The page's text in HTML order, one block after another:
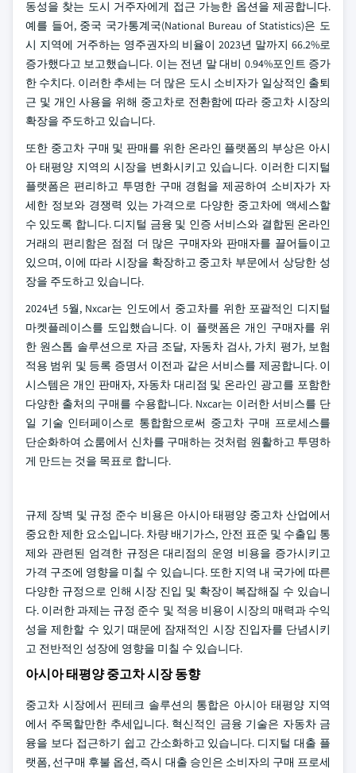
동성을 찾는 도시 거주자에게 접근 가능한 옵션을 제공합니다.
예를 들어, 중국 국가통계국(National Bureau of Statistics)은 도
시 지역에 거주하는 영주권자의 비율이 2023년 말까지 66.2%로
증가했다고 보고했습니다. 이는 전년 말 대비 0.94%포인트 증가
한 수치다. 이러한 추세는 더 많은 도시 소비자가 일상적인 출퇴
근 및 개인 사용을 위해 중고차로 전환함에 따라 중고차 시장의
확장을 주도하고 있습니다.
또한 중고차 구매 및 판매를 위한 온라인 플랫폼의 부상은 아시
아 태평양 지역의 시장을 변화시키고 있습니다. 이러한 디지털
플랫폼은 편리하고 투명한 구매 경험을 제공하여 소비자가 자
세한 정보와 경쟁력 있는 가격으로 다양한 중고차에 액세스할
수 있도록 합니다. 디지털 금융 및 인증 서비스와 결합된 온라인
거래의 편리함은 점점 더 많은 구매자와 판매자를 끌어들이고
있으며, 이에 따라 시장을 확장하고 중고차 부문에서 상당한 성
장을 주도하고 있습니다.
2024년 5월, Nxcar는 인도에서 중고차를 위한 포괄적인 디지털
마켓플레이스를 도입했습니다. 이 플랫폼은 개인 구매자를 위
한 원스톱 솔루션으로 자금 조달, 자동차 검사, 가치 평가, 보험
적용 범위 및 등록 증명서 이전과 같은 서비스를 제공합니다. 이
시스템은 개인 판매자, 자동차 대리점 및 온라인 광고를 포함한
다양한 출처의 구매를 수용합니다. Nxcar는 이러한 서비스를 단
일 기술 인터페이스로 통합함으로써 중고차 구매 프로세스를
단순화하여 쇼룸에서 신차를 구매하는 것처럼 원활하고 투명하
게 만드는 것을 목표로 합니다.
규제 장벽 및 규정 준수 비용은 아시아 태평양 중고차 산업에서
중요한 제한 요소입니다. 차량 배기가스, 안전 표준 및 수출입 통
제와 관련된 엄격한 규정은 대리점의 운영 비용을 증가시키고
가격 구조에 영향을 미칠 수 있습니다. 또한 지역 내 국가에 따른
다양한 규정으로 인해 시장 진입 및 확장이 복잡해질 수 있습니
다. 이러한 과제는 규정 준수 및 적응 비용이 시장의 매력과 수익
성을 제한할 수 있기 때문에 잠재적인 시장 진입자를 단념시키
고 전반적인 성장에 영향을 미칠 수 있습니다.
아시아 태평양 중고차 시장 동향
중고차 시장에서 핀테크 솔루션의 통합은 아시아 태평양 지역
에서 주목할만한 추세입니다. 혁신적인 금융 기술은 자동차 금
융을 보다 접근하기 쉽고 간소화하고 있습니다. 디지털 대출 플
랫폼, 선구매 후불 옵션, 즉시 대출 승인은 소비자의 구매 프로세